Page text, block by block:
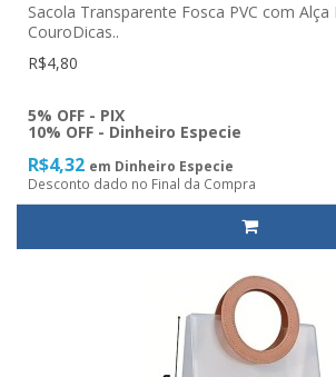
Sacola Transparente Fosca PVC com Alça
CouroDicas..
R$4,80
5% OFF - PIX
10% OFF - Dinheiro Especie
R$4,32 em Dinheiro Especie
Desconto dado no Final da Compra